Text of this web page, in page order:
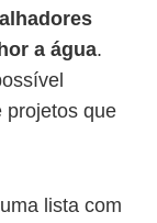
a água.
projetos que
lista com